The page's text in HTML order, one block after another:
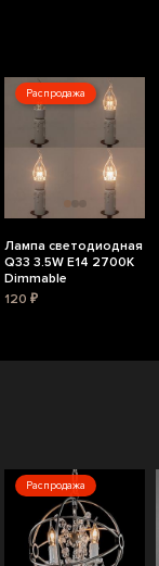
Распродажа
Лампа светодиодная
Q33 3.5W E14 2700K
Dimmable
120 ₽
Распродажа